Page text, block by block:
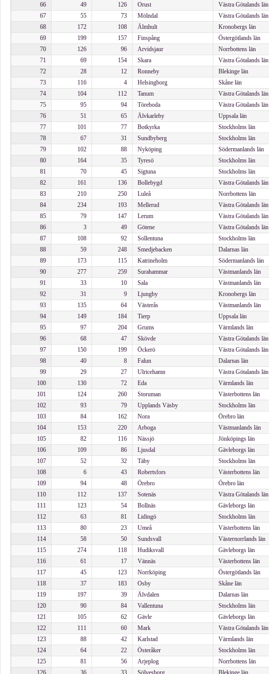
66
49 126 Orust Västra Götalands län
67
55 73 Mölndal Västra Götalands län
68
172 108 Älmhult Kronobergs län
69
199 157 Finspång Östergötlands län
70
126 96 Arvidsjaur Norrbottens län
71
69 154 Skara Västra Götalands län
72
28 12 Ronneby Blekinge län
73
116 4 Helsingborg Skåne län
74
104 112 Tanum Västra Götalands län
75
95 94 Töreboda Västra Götalands län
76
51 65 Älvkarleby Uppsala län
77
101 77 Botkyrka Stockholms län
78
67 31 Sundbyberg Stockholms län
79
102 88 Nyköping Södermanlands län
80
164 35 Tyresö Stockholms län
81
70 45 Sigtuna Stockholms län
82
161 136 Bollebygd Västra Götalands län
83
210 250 Luleå Norrbottens län
84
234 193 Mellerud Västra Götalands län
85
79 147 Lerum Västra Götalands län
86
3 49 Götene Västra Götalands län
87
108 92 Sollentuna Stockholms län
88
59 248 Smedjebacken Dalarnas län
89
173 115 Katrineholm Södermanlands län
90
277 259 Surahammar Västmanlands län
91
33 10 Sala Västmanlands län
92
31 9 Ljungby Kronobergs län
93
135 64 Västerås Västmanlands län
94
149 184 Tierp Uppsala län
95
97 204 Grums Värmlands län
96
68 47 Skövde Västra Götalands län
97
150 199 Öckerö Västra Götalands län
98
40 8 Falun Dalarnas län
99
29 27 Ulricehamn Västra Götalands län
100
130 72 Eda Värmlands län
101
124 260 Storuman Västerbottens län
102
93 79 Upplands Väsby Stockholms län
103
84 162 Nora Örebro län
104
153 220 Arboga Västmanlands län
105
82 116 Nässjö Jönköpings län
106
109 86 Ljusdal Gävleborgs län
107
52 32 Täby Stockholms län
108
6 43 Robertsfors Västerbottens län
109
94 48 Örebro Örebro län
110
112 137 Sotenäs Västra Götalands län
111
123 54 Bollnäs Gävleborgs län
112
63 81 Lidingö Stockholms län
113
80 23 Umeå Västerbottens län
114
58 50 Sundsvall Västernorrlands län
115
274 118 Hudiksvall Gävleborgs län
116
61 17 Vännäs Västerbottens län
117
45 123 Norrköping Östergötlands län
118
37 183 Osby Skåne län
119
197 39 Älvdalen Dalarnas län
120
90 84 Vallentuna Stockholms län
121
105 62 Gävle Gävleborgs län
122
111 60 Mark Västra Götalands län
123
88 42 Karlstad Värmlands län
124
64 22 Österåker Stockholms län
125
81 56 Arjeplog Norrbottens län